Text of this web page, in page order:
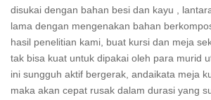
disukai dengan bahan besi dan kayu ,
lama dengan mengenakan bahan
hasil penelitian kami, buat kursi dan meja
tak bisa kuat untuk dipakai oleh para murid
ini sungguh aktif bergerak, andaikata meja
maka akan cepat rusak dalam durasi yang